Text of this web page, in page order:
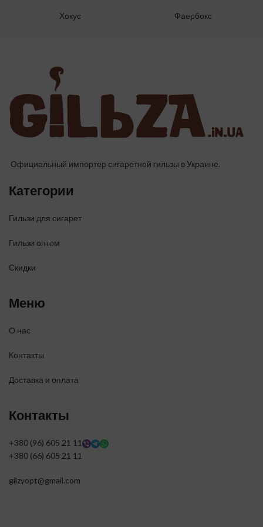
Хокус Фаербокс
Официальный импортер сигаретной гильзы в Украине.
Категории
Гильзи для сигарет
Гильзи оптом
Скидки
Меню
О нас
Контакты
Доставка и оплата
Контакты
+380 (96) 605 21 11
+380 (66) 605 21 11
gilzyopt@gmail.com